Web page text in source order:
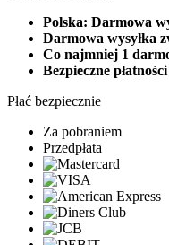
Polska: Darmowa
Darmowa wysyłka
Co najmniej 1
Bezpieczne płatności
Płać bezpiecznie
Za pobraniem
Przedpłata